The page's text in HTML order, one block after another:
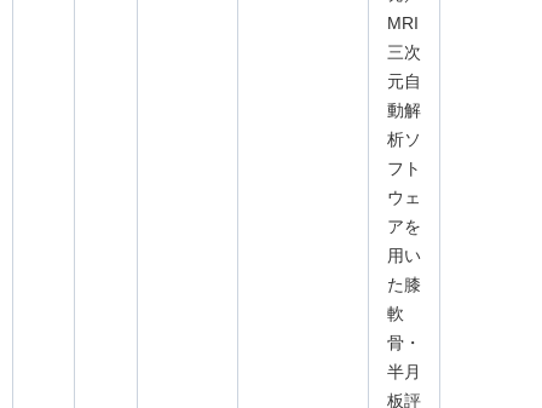
MRI
三次
元自
動解
析ソ
フト
ウェ
アを
用い
た膝
軟
骨・
半月
板評